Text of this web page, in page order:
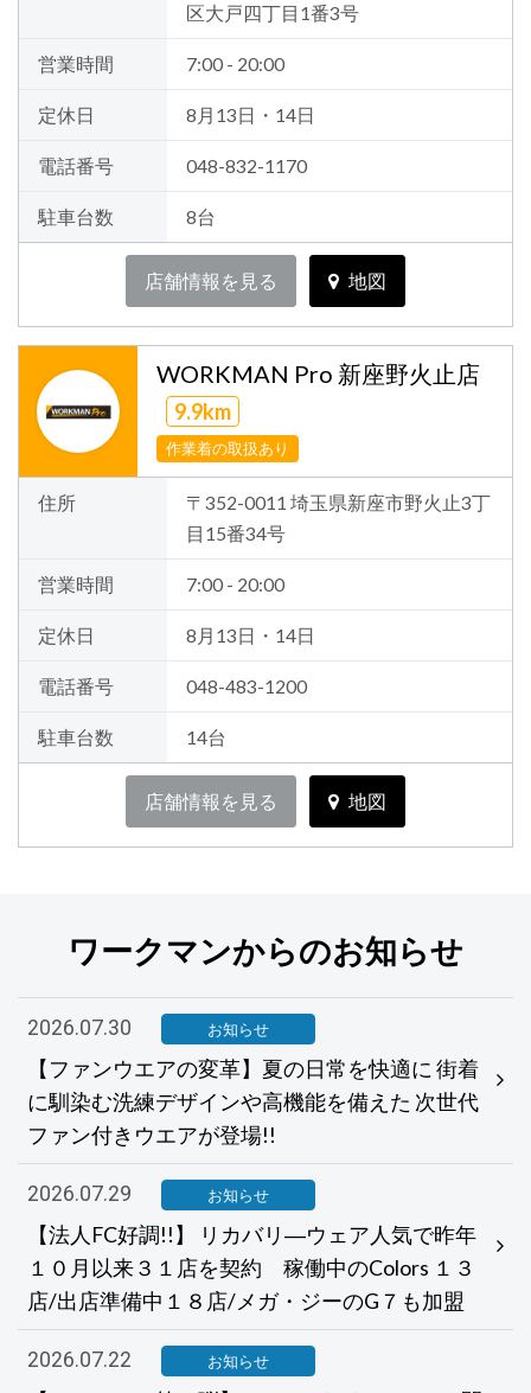
区大戸四丁目1番3号
営業時間 7:00 - 20:00
定休日 8月13日・14日
電話番号 048-832-1170
駐車台数 8台
店舗情報を見る 地図
WORKMAN Pro 新座野火止店
9.9km
作業着の取扱あり
住所
〒352-0011 埼玉県新座市野火止3丁
目15番34号
営業時間 7:00 - 20:00
定休日 8月13日・14日
電話番号 048-483-1200
駐車台数 14台
店舗情報を見る 地図
ワークマンからのお知らせ
2026.07.30 お知らせ
【ファンウエアの変革】夏の日常を快適に 街着
に馴染む洗練デザインや高機能を備えた 次世代
ファン付きウエアが登場!!
2026.07.29 お知らせ
【法人FC好調!!】 リカバリ―ウェア人気で昨年
１０月以来３１店を契約 稼働中のColors １３
店/出店準備中１８店/メガ・ジーのG７も加盟
2026.07.22 お知らせ